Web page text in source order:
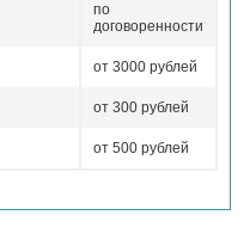
по
договоренности
от 3000 рублей
от 300 рублей
от 500 рублей